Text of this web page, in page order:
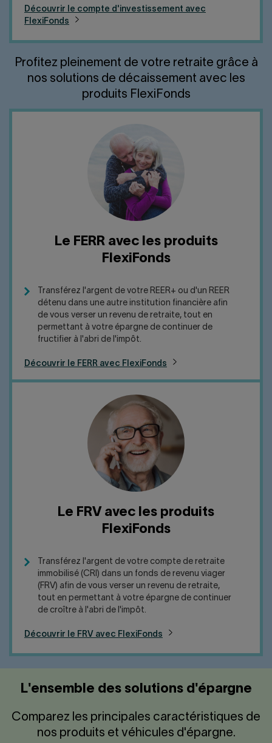
Découvrir le compte d'investissement avec
FlexiFonds
Profitez pleinement de votre retraite grâce à
nos solutions de décaissement avec les
produits FlexiFonds
Le FERR avec les produits
FlexiFonds
Transférez l'argent de votre REER+ ou d'un REER
détenu dans une autre institution financière afin
de vous verser un revenu de retraite, tout en
permettant à votre épargne de continuer de
fructifier à l'abri de l'impôt.
Découvrir le FERR avec FlexiFonds
Le FRV avec les produits
FlexiFonds
Transférez l'argent de votre compte de retraite
immobilisé (CRI) dans un fonds de revenu viager
(FRV) afin de vous verser un revenu de retraite,
tout en permettant à votre épargne de continuer
de croître à l'abri de l'impôt.
Découvrir le FRV avec FlexiFonds
L'ensemble des solutions d'épargne
Comparez les principales caractéristiques de
nos produits et véhicules d'épargne.